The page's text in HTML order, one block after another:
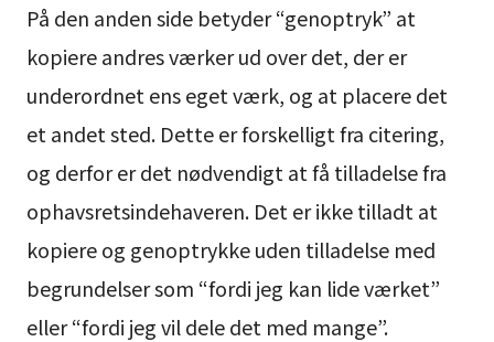
På den anden side betyder “genoptryk” at
kopiere andres værker ud over det, der er
underordnet ens eget værk, og at placere det
et andet sted. Dette er forskelligt fra citering,
og derfor er det nødvendigt at få tilladelse fra
ophavsretsindehaveren. Det er ikke tilladt at
kopiere og genoptrykke uden tilladelse med
begrundelser som “fordi jeg kan lide værket”
eller “fordi jeg vil dele det med mange”.